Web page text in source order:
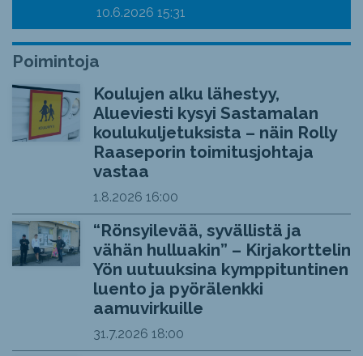
10.6.2026 15:31
Poimintoja
Koulujen alku lähestyy,
Alueviesti kysyi Sastamalan
koulukuljetuksista – näin Rolly
Raaseporin toimitusjohtaja
vastaa
1.8.2026 16:00
“Rönsyilevää, syvällistä ja
vähän hulluakin” – Kirjakorttelin
Yön uutuuksina kymppituntinen
luento ja pyörälenkki
aamuvirkuille
31.7.2026 18:00